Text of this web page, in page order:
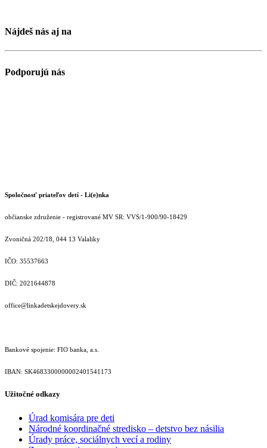
Nájdeš nás aj na
Podporujú nás
Spoločnosť priateľov detí - Li(e)nka
občianske združenie - registrované MV SR: VVS/1-900/90-18429
Zvoničná 202/18, 044 13 Valaliky
IČO: 35537663
DIČ: 2021644878
office@linkadetskejdovery.sk
Bankové spojenie: FIO banka, a.s.
IBAN: SK46833000000­02401541173
Užitočné odkazy
Úrad komisára pre deti
Národné koordinačné stredisko – detstvo bez násilia
Úrady práce, sociálnych vecí a rodiny